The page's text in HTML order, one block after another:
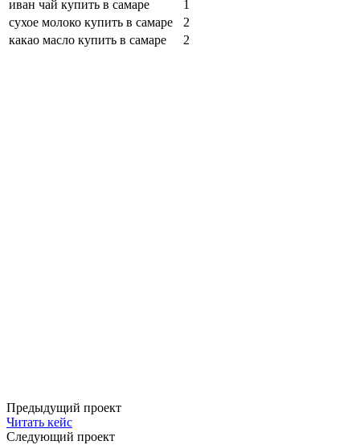
иван чай купить в самаре
1
сухое молоко купить в самаре
2
какао масло купить в самаре
2
Предыдущий проект
Читать кейс
Следующий проект